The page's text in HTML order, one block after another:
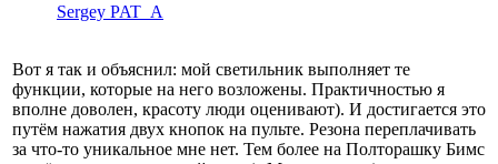
Sergey PAT_A
Вот я так и объяснил: мой светильник выполняет те
функции, которые на него возложены. Практичностью я
вполне доволен, красоту люди оценивают). И достигается это
путём нажатия двух кнопок на пульте. Резона переплачивать
за что-то уникальное мне нет. Тем более на Полторашку Бимс